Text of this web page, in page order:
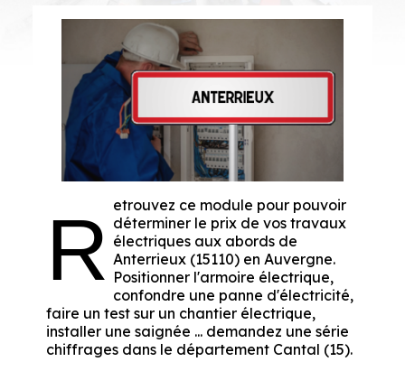
R etrouvez ce module pour pouvoir
déterminer le prix de vos travaux
électriques aux abords de
Anterrieux (15110) en Auvergne.
Positionner l'armoire électrique,
confondre une panne d'électricité,
faire un test sur un chantier électrique,
installer une saignée ... demandez une série
chiffrages dans le département Cantal (15).